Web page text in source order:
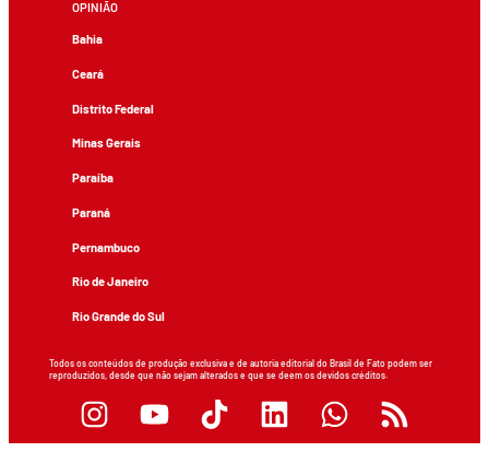
OPINIÃO
Bahia
Ceará
Distrito Federal
Minas Gerais
Paraíba
Paraná
Pernambuco
Rio de Janeiro
Rio Grande do Sul
Todos os conteúdos de produção exclusiva e de autoria editorial do Brasil de Fato podem ser
reproduzidos, desde que não sejam alterados e que se deem os devidos créditos.